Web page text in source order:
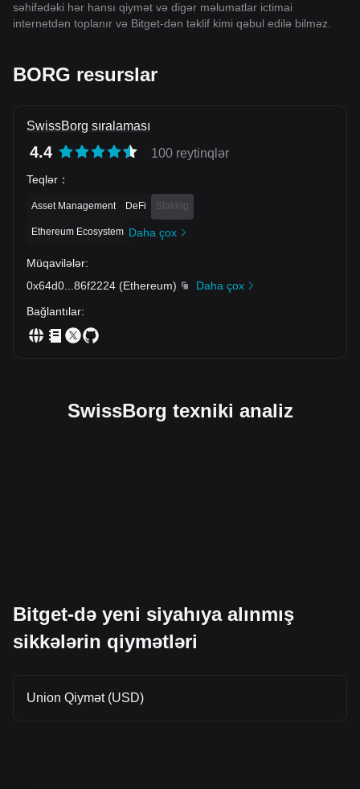
səhifədəki hər hansı qiymət və digər məlumatlar ictimai
internetdən toplanır və Bitget-dən təklif kimi qəbul edilə bilməz.
BORG resurslar
SwissBorg sıralaması
4.4 100 reytinqlər
Teqlər ：
Asset Management DeFi Staking
Ethereum Ecosystem Daha çox
Müqavilələr:
0x64d0
86f2224 (Ethereum)
Daha çox
Bağlantılar:
SwissBorg texniki analiz
Bitget-də yeni siyahıya alınmış
sikkələrin qiymətləri
Union Qiymət (USD)